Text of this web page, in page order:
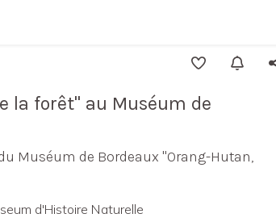
la forêt" au Muséum de
Muséum de Bordeaux "Orang-Hutan,
d'Histoire Naturelle